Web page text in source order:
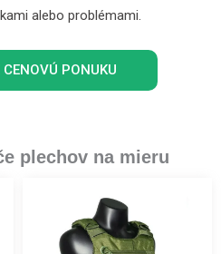
alebo problémami.
PONUKU
plechov na mieru